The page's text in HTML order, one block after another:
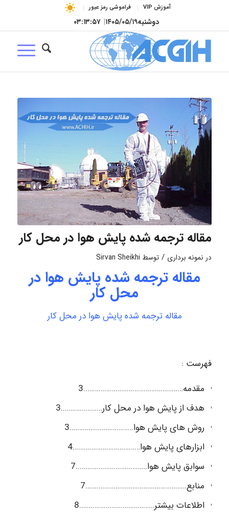
آموزش VIP فراموشی رمز عبور
دوشنبه۱۴۰۵/۰۵/۱۹| ۰۳:۱۳:۵۸
مقاله ترجمه شده پایش هوا در محل کار
در نمونه برداری / توسط Sirvan Sheikhi
مقاله ترجمه شده پایش هوا در
محل کار
مقاله ترجمه شده پایش هوا در محل کار
فهرست :
مقدمه……………………………………………..3
هدف از پایش هوا در محل کار………………….3
روش های پایش هوا…………………………….3
ابزارهای پایش هوا………………………………4
سوابق پایش هوا………………………………..7
منابع………………………………………………7
اطلاعات بیشتر………………………………….8